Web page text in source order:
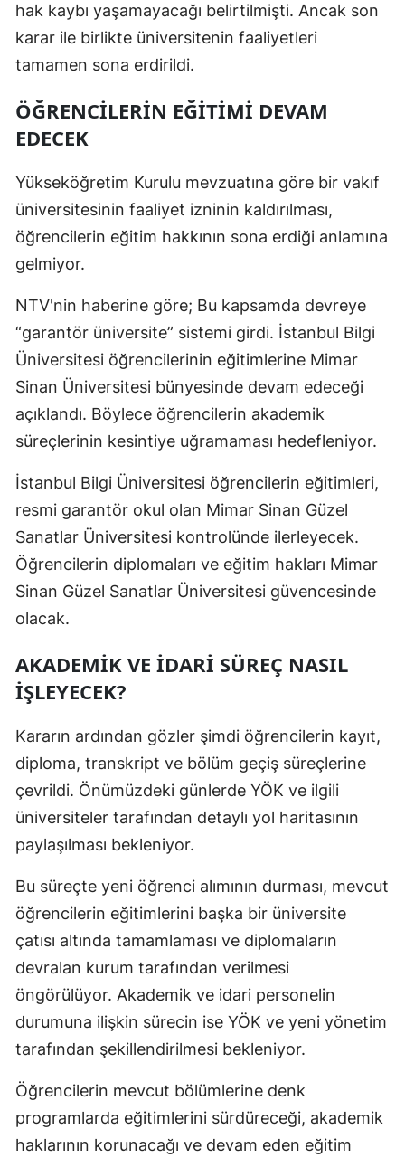
hak kaybı yaşamayacağı belirtilmişti. Ancak son
karar ile birlikte üniversitenin faaliyetleri
tamamen sona erdirildi.
ÖĞRENCİLERİN EĞİTİMİ DEVAM
EDECEK
Yükseköğretim Kurulu mevzuatına göre bir vakıf
üniversitesinin faaliyet izninin kaldırılması,
öğrencilerin eğitim hakkının sona erdiği anlamına
gelmiyor.
NTV'nin haberine göre; Bu kapsamda devreye
“garantör üniversite” sistemi girdi. İstanbul Bilgi
Üniversitesi öğrencilerinin eğitimlerine Mimar
Sinan Üniversitesi bünyesinde devam edeceği
açıklandı. Böylece öğrencilerin akademik
süreçlerinin kesintiye uğramaması hedefleniyor.
İstanbul Bilgi Üniversitesi öğrencilerin eğitimleri,
resmi garantör okul olan Mimar Sinan Güzel
Sanatlar Üniversitesi kontrolünde ilerleyecek.
Öğrencilerin diplomaları ve eğitim hakları Mimar
Sinan Güzel Sanatlar Üniversitesi güvencesinde
olacak.
AKADEMİK VE İDARİ SÜREÇ NASIL
İŞLEYECEK?
Kararın ardından gözler şimdi öğrencilerin kayıt,
diploma, transkript ve bölüm geçiş süreçlerine
çevrildi. Önümüzdeki günlerde YÖK ve ilgili
üniversiteler tarafından detaylı yol haritasının
paylaşılması bekleniyor.
Bu süreçte yeni öğrenci alımının durması, mevcut
öğrencilerin eğitimlerini başka bir üniversite
çatısı altında tamamlaması ve diplomaların
devralan kurum tarafından verilmesi
öngörülüyor. Akademik ve idari personelin
durumuna ilişkin sürecin ise YÖK ve yeni yönetim
tarafından şekillendirilmesi bekleniyor.
Öğrencilerin mevcut bölümlerine denk
programlarda eğitimlerini sürdüreceği, akademik
haklarının korunacağı ve devam eden eğitim